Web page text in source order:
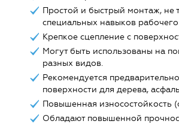
Простой и быстрый монтаж, не
специальных навыков
Крепкое сцепление с
Могут быть использованы на
разных видов.
Рекомендуется
поверхности для дерева,
Повышенная износостойкость
Обладают повышенной